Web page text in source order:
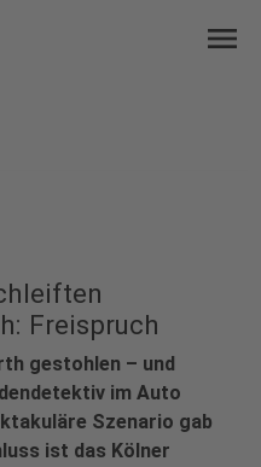
menu
Freispruch
gestohlen – und
im Auto
Szenario gab
ist das Kölner